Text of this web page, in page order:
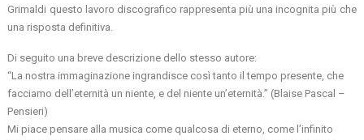
Grimaldi questo lavoro discografico rappresenta più una incognita più che
una risposta definitiva.
Di seguito una breve descrizione dello stesso autore:
“La nostra immaginazione ingrandisce così tanto il tempo presente, che
facciamo dell’eternità un niente, e del niente un’eternità.” (Blaise Pascal –
Pensieri)
Mi piace pensare alla musica come qualcosa di eterno, come l’infinito